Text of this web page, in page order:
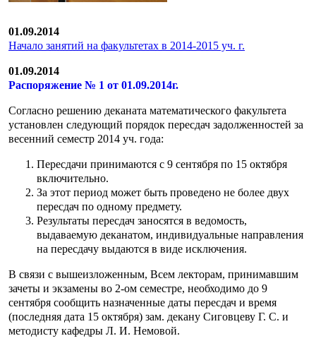
01.09.2014
Начало занятий на факультетах в 2014-2015 уч. г.
01.09.2014
Распоряжение № 1 от 01.09.2014г.
Согласно решению деканата математического факультета
установлен следующий порядок пересдач задолженностей за
весенний семестр 2014 уч. года:
Пересдачи принимаются c 9 сентября по 15 октября
включительно.
За этот период может быть проведено не более двух
пересдач по одному предмету.
Результаты пересдач заносятся в ведомость,
выдаваемую деканатом, индивидуальные направления
на пересдачу выдаются в виде исключения.
В связи с вышеизложенным, Всем лекторам, принимавшим
зачеты и экзамены во 2-ом семестре, необходимо до 9
сентября сообщить назначенные даты пересдач и время
(последняя дата 15 октября) зам. декану Cиговцеву Г. С. и
методисту кафедры Л. И. Немовой.